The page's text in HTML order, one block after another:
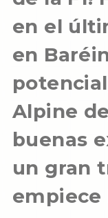
en el
en
Alpine
buenas
un gran
empiece